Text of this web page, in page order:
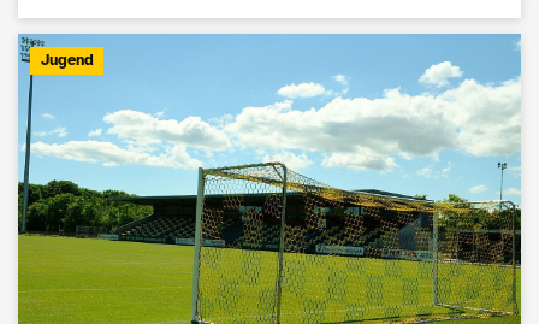
Jugend